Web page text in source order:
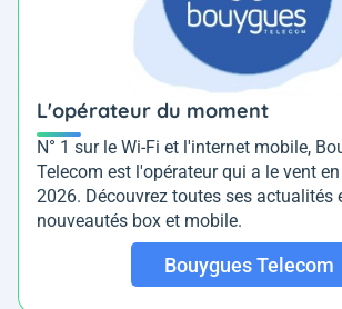
L'opérateur du moment
N° 1 sur le Wi-Fi et l'internet mobile,
Telecom est l'opérateur qui a le vent
2026. Découvrez toutes ses actualités
nouveautés box et mobile.
Bouygues Telecom